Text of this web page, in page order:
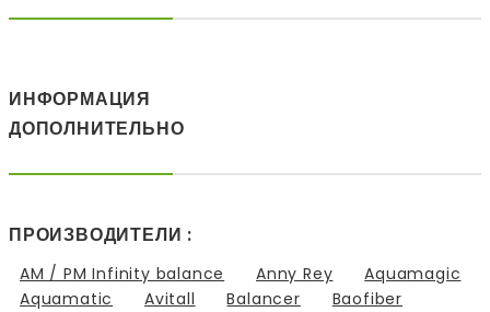
ИНФОРМАЦИЯ
ДОПОЛНИТЕЛЬНО
ПРОИЗВОДИТЕЛИ :
AM / PM Infinity balance Anny Rey
Aquamagic
Aquamatic
Avitall Balancer
Baofiber